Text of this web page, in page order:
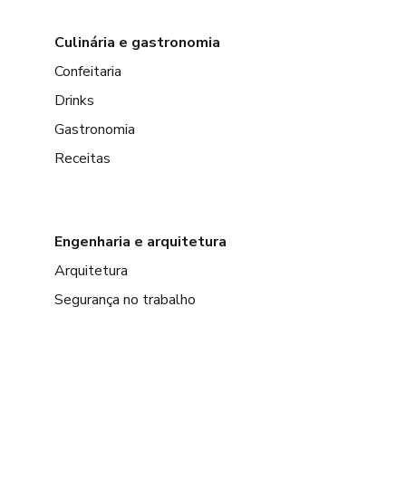
Culinária e gastronomia
Confeitaria
Drinks
Gastronomia
Receitas
Engenharia e arquitetura
Arquitetura
Segurança no trabalho